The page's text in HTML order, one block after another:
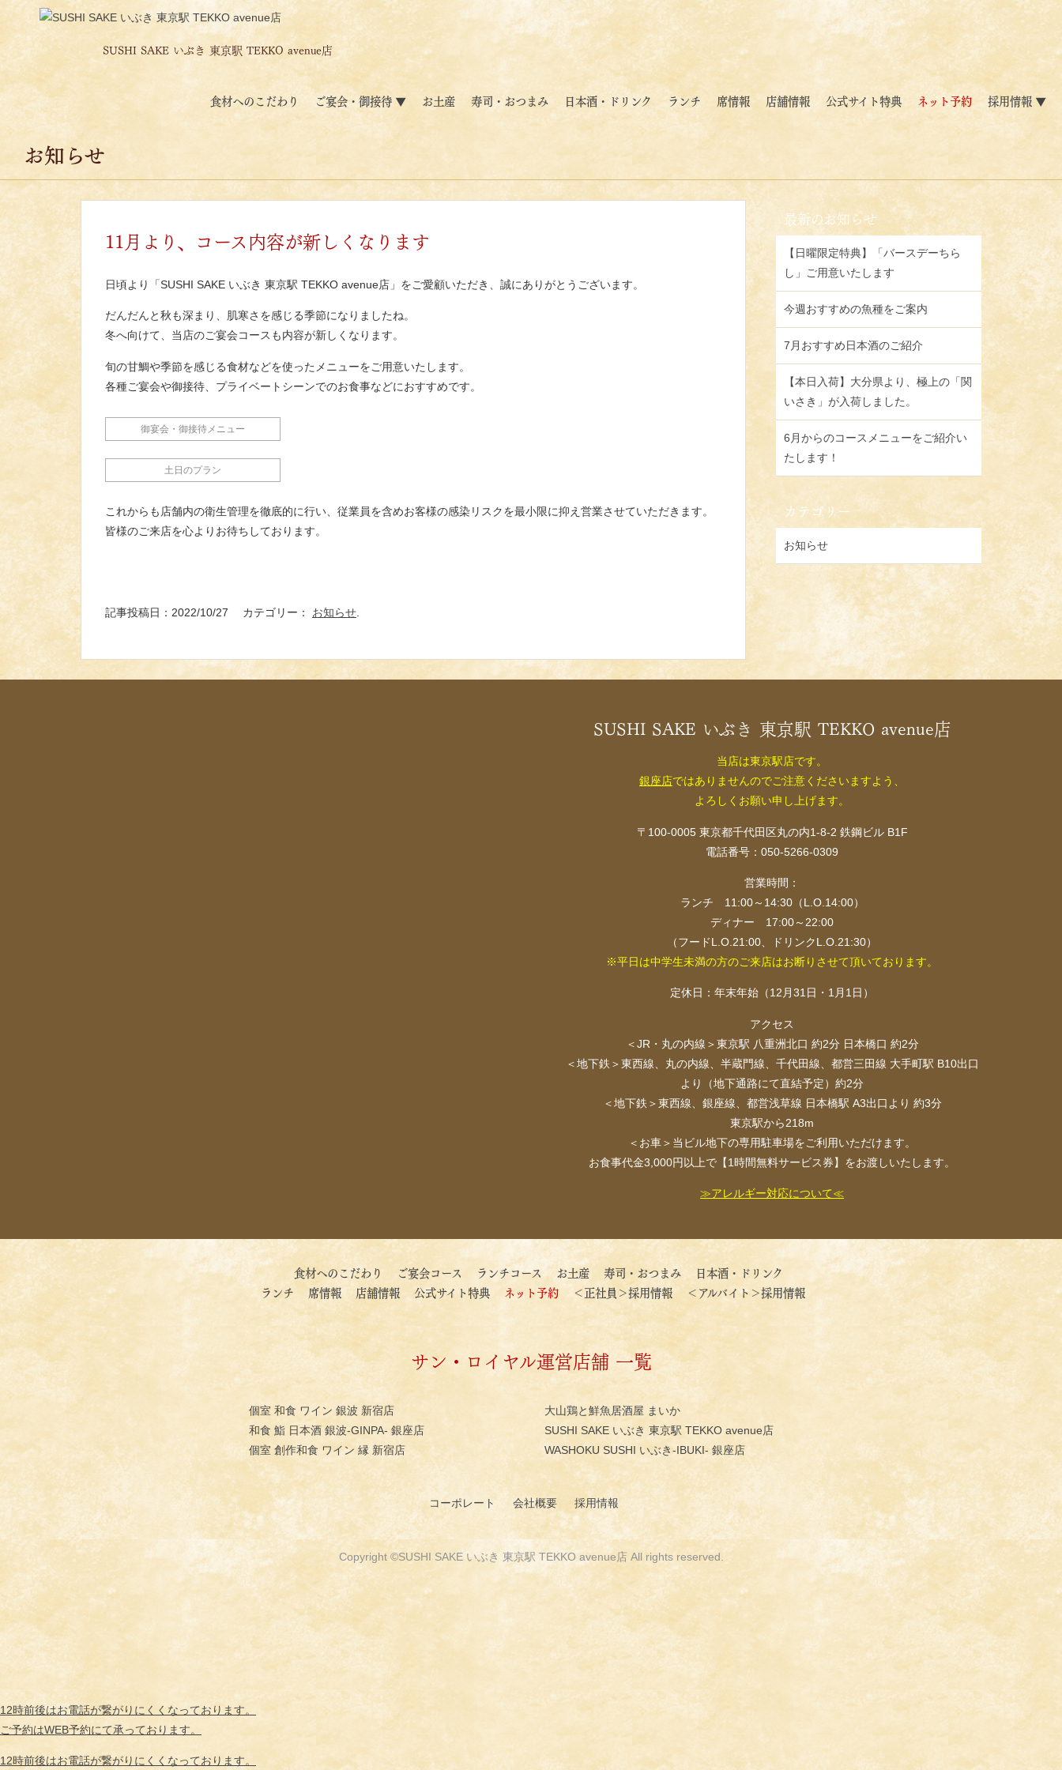
SUSHI SAKE いぶき 東京駅 TEKKO avenue店
食材へのこだわり ご宴会・御接待 ▼ お土産 寿司・おつまみ 日本酒・ドリンク ランチ 席情報 店舗情報 公式サイト特典 ネット予約 採用情報 ▼
お知らせ
11月より、コース内容が新しくなります
日頃より「SUSHI SAKE いぶき 東京駅 TEKKO avenue店」をご愛顧いただき、誠にありがとうございます。
だんだんと秋も深まり、肌寒さを感じる季節になりましたね。
冬へ向けて、当店のご宴会コースも内容が新しくなります。
旬の甘鯛や季節を感じる食材などを使ったメニューをご用意いたします。
各種ご宴会や御接待、プライベートシーンでのお食事などにおすすめです。
御宴会・御接待メニュー
土日のプラン
これからも店舗内の衛生管理を徹底的に行い、従業員を含めお客様の感染リスクを最小限に抑え営業させていただきます。
皆様のご来店を心よりお待ちしております。
記事投稿日：2022/10/27 カテゴリー： お知らせ.
最新のお知らせ
【日曜限定特典】「バースデーちら
し」ご用意いたします
今週おすすめの魚種をご案内
7月おすすめ日本酒のご紹介
【本日入荷】大分県より、極上の「関
いさき」が入荷しました。
6月からのコースメニューをご紹介い
たします！
カテゴリー
お知らせ
SUSHI SAKE いぶき 東京駅 TEKKO avenue店
当店は東京駅店です。
銀座店ではありませんのでご注意くださいますよう、
よろしくお願い申し上げます。
〒100-0005 東京都千代田区丸の内1-8-2 鉄鋼ビル B1F
電話番号：050-5266-0309
営業時間：
ランチ 11:00～14:30（L.O.14:00）
ディナー 17:00～22:00
（フードL.O.21:00、ドリンクL.O.21:30）
※平日は中学生未満の方のご来店はお断りさせて頂いております。
定休日：年末年始（12月31日・1月1日）
アクセス
＜JR・丸の内線＞東京駅 八重洲北口 約2分 日本橋口 約2分
＜地下鉄＞東西線、丸の内線、半蔵門線、千代田線、都営三田線 大手町駅 B10出口
より（地下通路にて直結予定）約2分
＜地下鉄＞東西線、銀座線、都営浅草線 日本橋駅 A3出口より 約3分
東京駅から218m
＜お車＞当ビル地下の専用駐車場をご利用いただけます。
お食事代金3,000円以上で【1時間無料サービス券】をお渡しいたします。
≫アレルギー対応について≪
食材へのこだわり ご宴会コース ランチコース お土産 寿司・おつまみ
日本酒・ドリンク
ランチ
席情報 店舗情報 公式サイト特典 ネット予約 ＜正社員＞採用情報 ＜アルバイト＞採用情報
サン・ロイヤル運営店舗 一覧
個室 和食 ワイン 銀波 新宿店
和食 鮨 日本酒 銀波-GINPA- 銀座店
個室 創作和食 ワイン 縁 新宿店
大山鶏と鮮魚居酒屋 まいか
SUSHI SAKE いぶき 東京駅 TEKKO avenue店
WASHOKU SUSHI いぶき-IBUKI- 銀座店
コーポレート 会社概要 採用情報
Copyright ©SUSHI SAKE いぶき 東京駅 TEKKO avenue店 All rights reserved.
12時前後はお電話が繋がりにくくなっております。
ご予約はWEB予約にて承っております。
12時前後はお電話が繋がりにくくなっております。